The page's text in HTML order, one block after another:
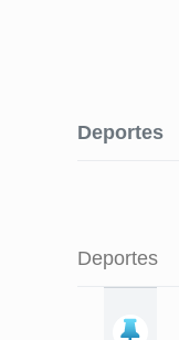
Deportes
Deportes